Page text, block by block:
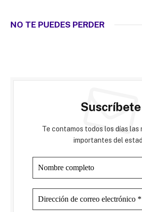
NO TE PUEDES PERDER
Suscríbete
Te contamos todos los días las
importantes del